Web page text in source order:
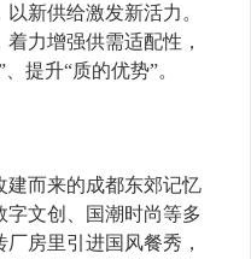
新供给激发新活力。
力增强供需适配性，
提升“质的优势”。
而来的成都东郊记忆
字文创、国潮时尚等多
房里引进国风餐秀，